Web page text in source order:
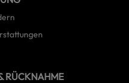
RÜCKNAHME